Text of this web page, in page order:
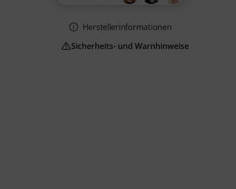
Herstellerinformationen
Sicherheits- und Warnhinweise